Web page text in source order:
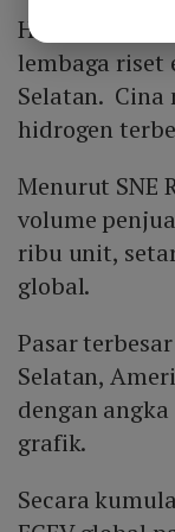
Hal ini
lembaga riset
Selatan. Cina
hidrogen
Menurut SNE
volume
ribu unit,
global.
Pasar
Selatan,
dengan
grafik.
Secara